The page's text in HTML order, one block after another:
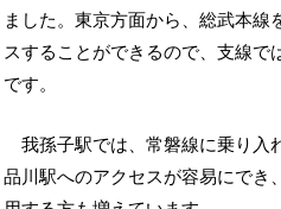
ました。東京方面から、総武本
スすることができるので、支線で
です。
我孫子駅では、常磐線に乗り入
品川駅へのアクセスが容易にでき